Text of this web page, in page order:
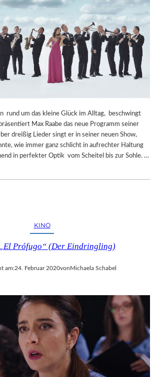
rund um das kleine Glück im Alltag, beschwingt
Max Raabe das neue Programm seiner
dreißig Lieder singt er in seiner neuen Show,
wie immer ganz schlicht in aufrechter Haltung
in perfekter Optik vom Scheitel bis zur Sohle. …
KINO
Prófugo“ (Der Eindringling)
am:24. Februar 2020vonMichaela Schabel